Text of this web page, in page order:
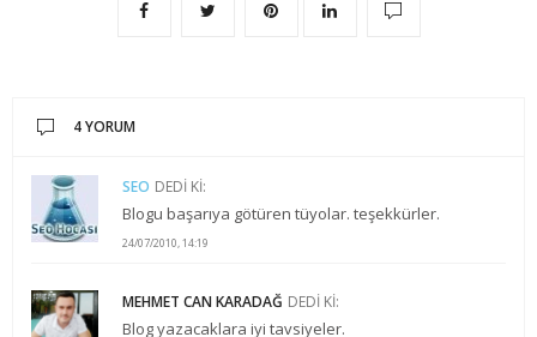
4 YORUM
SEO DEDI KI:
24/07/2010, 14:19
Blogu başarıya götüren tüyolar. teşekkürler.
MEHMET CAN KARADAĞ DEDI KI:
Blog yazacaklara iyi tavsiyeler.